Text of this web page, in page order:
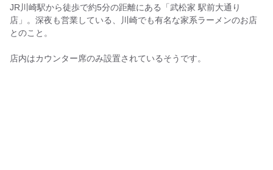
JR川崎駅から徒歩で約5分の距離にある「武松家 駅前大通り
店」。深夜も営業している、川崎でも有名な家系ラーメンのお店
とのこと。
店内はカウンター席のみ設置されているそうです。